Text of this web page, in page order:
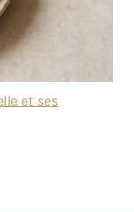
et ses